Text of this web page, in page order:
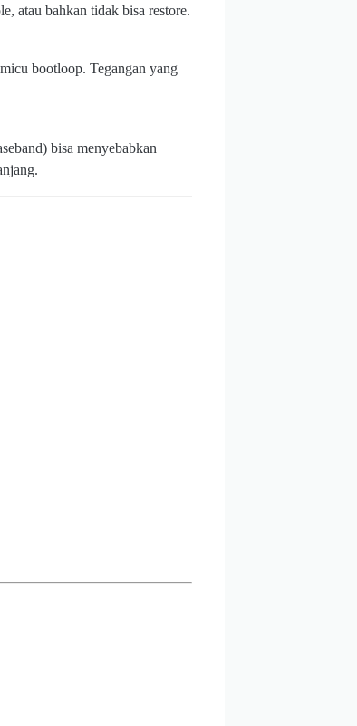
atau bahkan tidak bisa restore.
bootloop. Tegangan yang
bisa menyebabkan